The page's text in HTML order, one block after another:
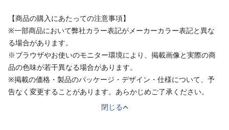
【商品の購入にあたっての注意事項】
※一部商品において弊社カラー表記がメーカーカラー表記と異な
る場合があります。
※ブラウザやお使いのモニター環境により、掲載画像と実際の商
品の色味が若干異なる場合があります。
※掲載の価格・製品のパッケージ・デザイン・仕様について、予
告なく変更することがあります。あらかじめご了承ください。
閉じる